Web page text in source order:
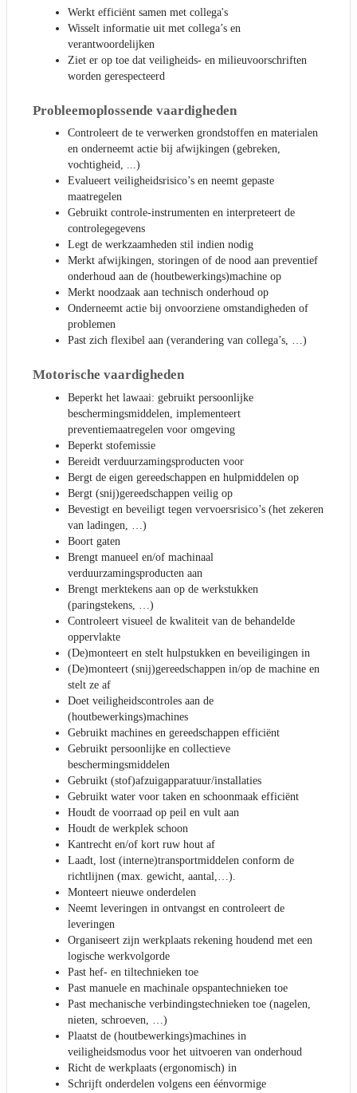
Werkt efficiënt samen met collega's
Wisselt informatie uit met collega’s en
verantwoordelijken
Ziet er op toe dat veiligheids- en milieuvoorschriften
worden gerespecteerd
Probleemoplossende vaardigheden
Controleert de te verwerken grondstoffen en materialen
en onderneemt actie bij afwijkingen (gebreken,
vochtigheid, ...)
Evalueert veiligheidsrisico’s en neemt gepaste
maatregelen
Gebruikt controle-instrumenten en interpreteert de
controlegegevens
Legt de werkzaamheden stil indien nodig
Merkt afwijkingen, storingen of de nood aan preventief
onderhoud aan de (houtbewerkings)machine op
Merkt noodzaak aan technisch onderhoud op
Onderneemt actie bij onvoorziene omstandigheden of
problemen
Past zich flexibel aan (verandering van collega’s, …)
Motorische vaardigheden
Beperkt het lawaai: gebruikt persoonlijke
beschermingsmiddelen, implementeert
preventiemaatregelen voor omgeving
Beperkt stofemissie
Bereidt verduurzamingsproducten voor
Bergt de eigen gereedschappen en hulpmiddelen op
Bergt (snij)gereedschappen veilig op
Bevestigt en beveiligt tegen vervoersrisico’s (het zekeren
van ladingen, …)
Boort gaten
Brengt manueel en/of machinaal
verduurzamingsproducten aan
Brengt merktekens aan op de werkstukken
(paringstekens, …)
Controleert visueel de kwaliteit van de behandelde
oppervlakte
(De)monteert en stelt hulpstukken en beveiligingen in
(De)monteert (snij)gereedschappen in/op de machine en
stelt ze af
Doet veiligheidscontroles aan de
(houtbewerkings)machines
Gebruikt machines en gereedschappen efficiënt
Gebruikt persoonlijke en collectieve
beschermingsmiddelen
Gebruikt (stof)afzuigapparatuur/installaties
Gebruikt water voor taken en schoonmaak efficiënt
Houdt de voorraad op peil en vult aan
Houdt de werkplek schoon
Kantrecht en/of kort ruw hout af
Laadt, lost (interne)transportmiddelen conform de
richtlijnen (max. gewicht, aantal,…).
Monteert nieuwe onderdelen
Neemt leveringen in ontvangst en controleert de
leveringen
Organiseert zijn werkplaats rekening houdend met een
logische werkvolgorde
Past hef- en tiltechnieken toe
Past manuele en machinale opspantechnieken toe
Past mechanische verbindingstechnieken toe (nagelen,
nieten, schroeven, …)
Plaatst de (houtbewerkings)machines in
veiligheidsmodus voor het uitvoeren van onderhoud
Richt de werkplaats (ergonomisch) in
Schrijft onderdelen volgens een éénvormige